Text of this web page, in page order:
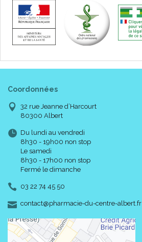
Coordonnées
32 rue Jeanne d’Harcourt
80300 Albert
Du lundi au vendredi
8h30 - 19h00 non stop
Le samedi
8h30 - 17h00 non stop
Fermé le dimanche
03 22 74 45 50
contact-
@-
pharmacie-du-centre-albert.fr